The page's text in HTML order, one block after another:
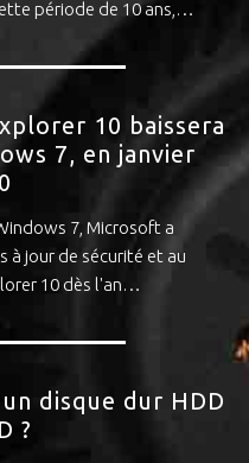
période de 10 ans,…
10 baissera
7, en janvier
7, Microsoft a
à jour de sécurité et au
10 dès l'an…
disque dur HDD
?